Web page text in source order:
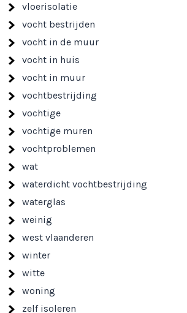
vloerisolatie
vocht bestrijden
vocht in de muur
vocht in huis
vocht in muur
vochtbestrijding
vochtige
vochtige muren
vochtproblemen
wat
waterdicht vochtbestrijding
waterglas
weinig
west vlaanderen
winter
witte
woning
zelf isoleren